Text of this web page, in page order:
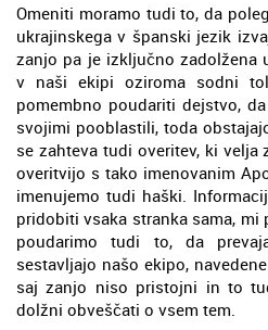
Omeniti moramo tudi to, da
ukrajinskega v španski jezik
zanjo pa je izključno zadolžena
v naši ekipi oziroma sodni
pomembno poudariti dejstvo,
svojimi pooblastili, toda
se zahteva tudi overitev, ki
overitvijo s tako imenovanim
imenujemo tudi haški.
pridobiti vsaka stranka sama,
poudarimo tudi to, da
sestavljajo našo ekipo,
saj zanjo niso pristojni in to
dolžni obveščati o vsem tem.